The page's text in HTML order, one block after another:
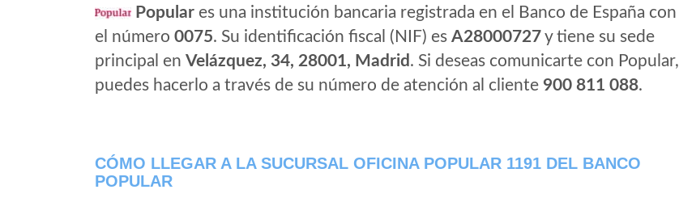
Popular es una institución bancaria registrada en el Banco de España con
el número 0075. Su identificación fiscal (NIF) es A28000727y tiene su sede
principal en Velázquez, 34, 28001, Madrid . Si deseas comunicarte con Popular,
puedes hacerlo a través de su número de atención al cliente 900 811 088.
CÓMO LLEGAR A LA SUCURSAL OFICINA POPULAR 1191 DEL BANCO
POPULAR